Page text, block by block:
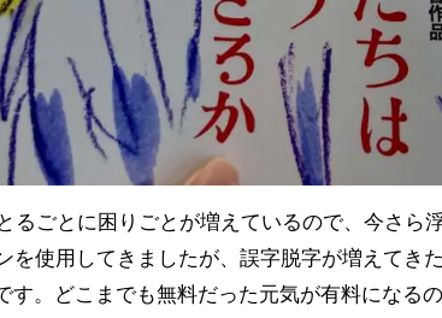
るごとに困りごとが増えているので、今さら
を使用してきましたが、誤字脱字が増えてき
す。どこまでも無料だった元気が有料になる